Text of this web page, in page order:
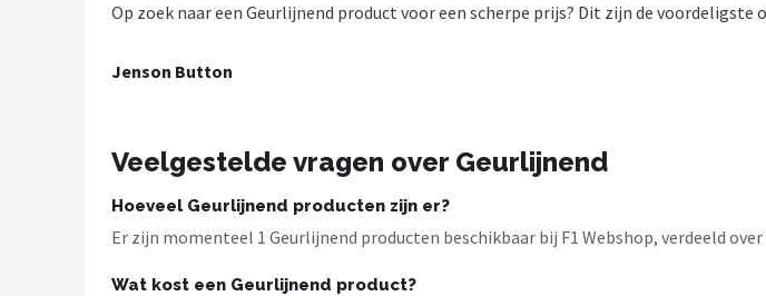
Red Bull
Carrera
Op zoek naar een Geurlijnend product voor een scherpe prijs? Dit zijn de voordeligste
Jenson Button
Veelgestelde vragen over Geurlijnend
Hoeveel Geurlijnend producten zijn er?
Er zijn momenteel 1 Geurlijnend producten beschikbaar bij F1 Webshop, verdeeld
Wat kost een Geurlijnend product?